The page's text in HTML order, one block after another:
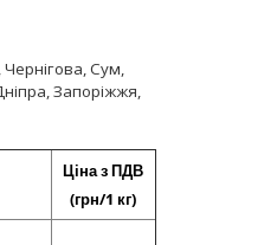
Сум,
Запоріжжя,
Ціна з ПДВ
(грн/1 кг)